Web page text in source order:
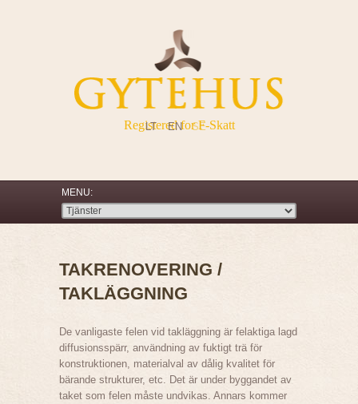
Registered for F-Skatt
LT EN SE
TAKRENOVERING /
TAKLÄGGNING
De vanligaste felen vid takläggning är felaktiga lagd
diffusionsspärr, användning av fuktigt trä för
konstruktionen, materialval av dålig kvalitet för
bärande strukturer, etc. Det är under byggandet av
taket som felen måste undvikas. Annars kommer